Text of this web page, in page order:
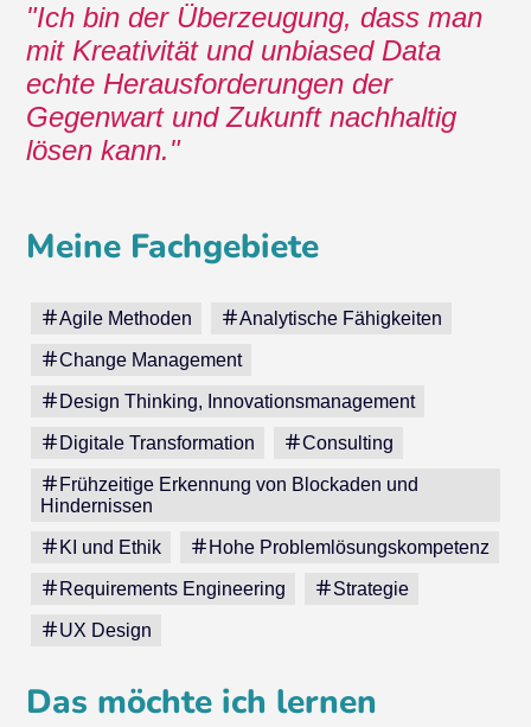
Ich bin der Überzeugung, dass man
mit Kreativität und unbiased Data
echte Herausforderungen der
Gegenwart und Zukunft nachhaltig
lösen kann.
Meine Fachgebiete
Agile Methoden Analytische Fähigkeiten
Change Management
Design Thinking, Innovationsmanagement
Digitale Transformation Consulting
Frühzeitige Erkennung von Blockaden und
Hindernissen
KI und Ethik Hohe Problemlösungskompetenz
Requirements Engineering Strategie
UX Design
Das möchte ich lernen